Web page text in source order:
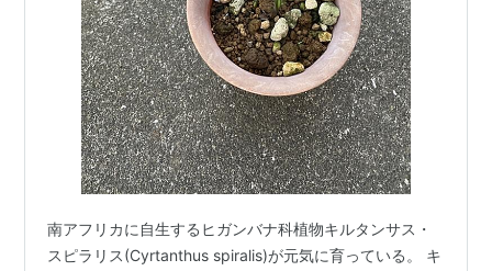
南アフリカに自生するヒガンバナ科植物キルタンサス・
スピラリス(Cyrtanthus spiralis)が元気に育っている。 キ